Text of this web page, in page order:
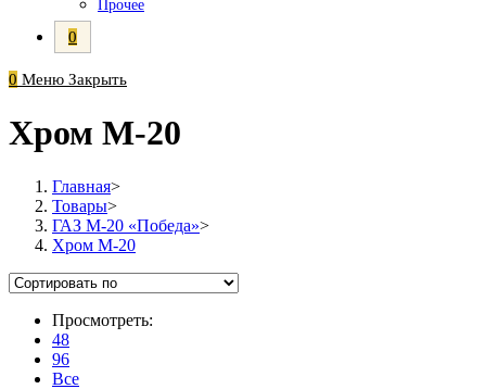
Прочее
0
0 Меню Закрыть
Хром М-20
Главная>
Товары>
ГАЗ М-20 «Победа»>
Хром М-20
Просмотреть:
48
96
Все